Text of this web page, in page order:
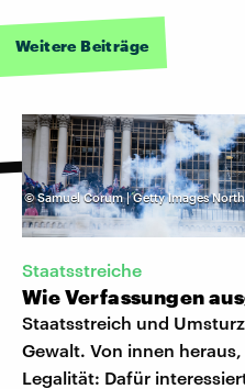
Weitere Beiträge
©Samuel Corum | Getty Images
Staatsstreiche
Wie Verfassungen
Staatsstreich und
Gewalt. Von innen
Legalität: Dafür